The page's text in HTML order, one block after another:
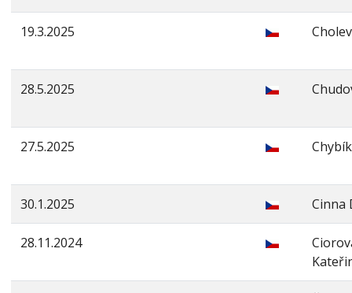
19.3.2025
28.5.2025
27.5.2025
30.1.2025 Cinna
28.11.2024